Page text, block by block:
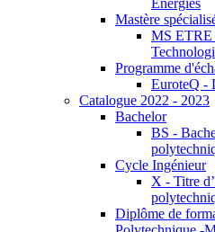
Energies
Mastère
MS ETRE
Programme
EuroteQ -
Catalogue 2022 - 2023
Bachelor
BS -
Cycle Ingénieur
X - Titre
Diplôme de